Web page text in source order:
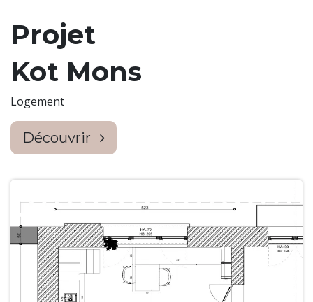
Projet
Kot Mons
Logement
Découvrir